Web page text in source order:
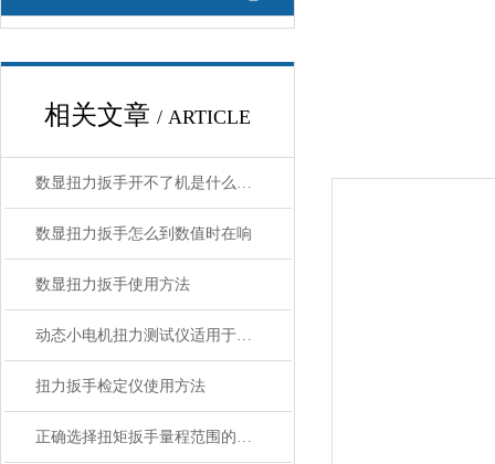
相关文章 / ARTICLE
数显扭力扳手开不了机是什么原因
数显扭力扳手怎么到数值时在响
数显扭力扳手使用方法
动态小电机扭力测试仪适用于高转速或负载变化专用
扭力扳手检定仪使用方法
正确选择扭矩扳手量程范围的方法